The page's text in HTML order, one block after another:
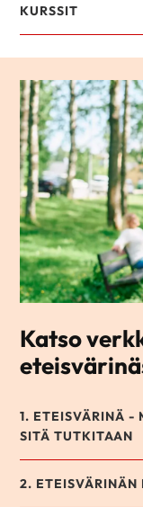
KURSSIT
Katso
1. ETEISVÄRINÄ -
SITÄ TUTKITAAN
2. ETEISVÄRINÄN